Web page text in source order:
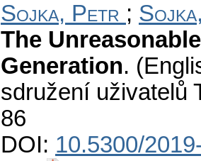
Sojka, Petr ;
The
Generation.
sdružení uživatelů
86
DOI: 10.5300/